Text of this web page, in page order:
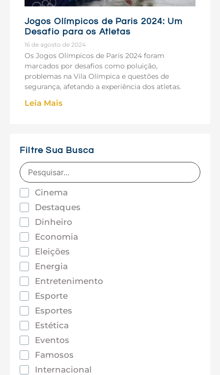
Jogos Olímpicos de Paris 2024: Um
Desafio para os Atletas
16 de agosto de 2024
Os Jogos Olímpicos de Paris 2024 foram
marcados por desafios como poluição,
problemas na Vila Olímpica e questões de
segurança, afetando a experiência dos atletas.
Leia Mais
Filtre Sua Busca
Cinema
Destaques
Dinheiro
Economia
Eleições
Energia
Entretenimento
Esporte
Esportes
Estética
Eventos
Famosos
Internacional